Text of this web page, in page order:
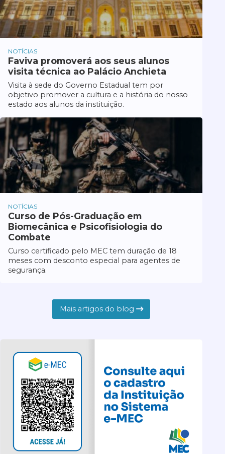
NOTÍCIAS
Faviva promoverá aos seus alunos
visita técnica ao Palácio Anchieta
Visita à sede do Governo Estadual tem por
objetivo promover a cultura e a história do nosso
estado aos alunos da instituição.
NOTÍCIAS
Curso de Pós-Graduação em
Biomecânica e Psicofisiologia do
Combate
Curso certificado pelo MEC tem duração de 18
meses com desconto especial para agentes de
segurança.
Mais artigos do blog